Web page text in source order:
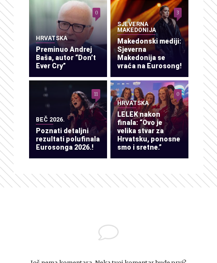
HRVATSKA
Preminuo Andrej
Baša, autor “Don’t
Ever Cry”
0
SJEVERNA
MAKEDONIJA
Makedonski mediji:
Sjeverna
Makedonija se
vraća na Eurosong!
3
BEČ 2026.
Poznati detaljni
rezultati polufinala
Eurosonga 2026.!
11
HRVATSKA
LELEK nakon
finala: “Ovo je
velika stvar za
Hrvatsku, ponosne
smo i sretne.”
0